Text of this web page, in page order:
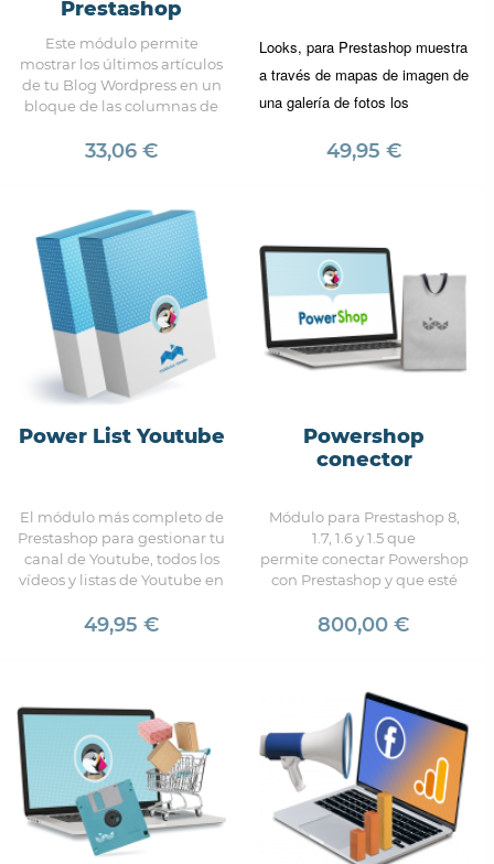
Prestashop
Este módulo permite
mostrar los últimos artículos
de tu Blog Wordpress en un
bloque de las columnas de
33,06 €
Looks, para Prestashop muestra
a través de mapas de imagen de
una galería de fotos los
49,95 €
Power List Youtube
El módulo más completo de
Prestashop para gestionar tu
canal de Youtube, todos los
vídeos y listas de Youtube en
49,95 €
Powershop
conector
Módulo para Prestashop 8,
1.7, 1.6 y 1.5 que
permite conectar Powershop
con Prestashop y que esté
800,00 €